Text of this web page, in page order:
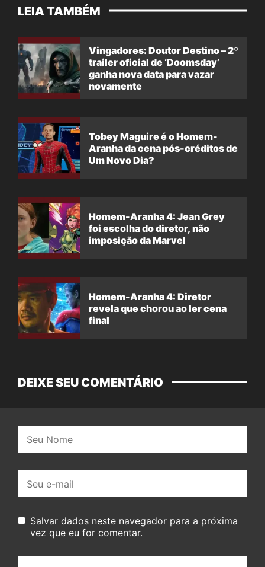
LEIA TAMBÉM
Vingadores: Doutor Destino – 2º
trailer oficial de ‘Doomsday’
ganha nova data para vazar
novamente
Tobey Maguire é o Homem-
Aranha da cena pós-créditos de
Um Novo Dia?
Homem-Aranha 4: Jean Grey
foi escolha do diretor, não
imposição da Marvel
Homem-Aranha 4: Diretor
revela que chorou ao ler cena
final
DEIXE SEU COMENTÁRIO
mail:
Salvar dados neste navegador para a próxima
vez que eu for comentar.